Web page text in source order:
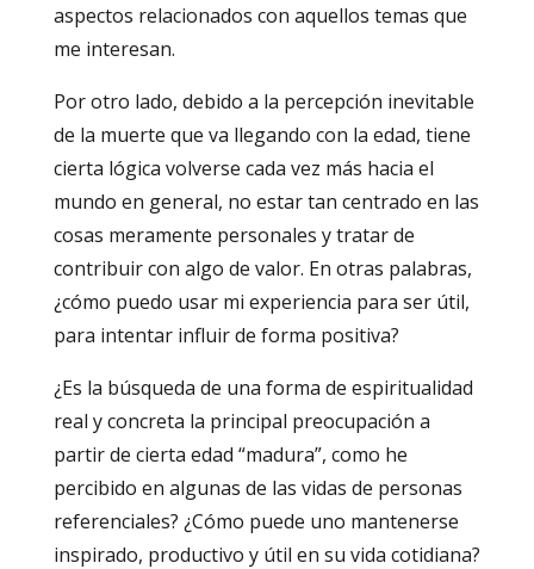
aspectos relacionados con aquellos temas que
me interesan.
Por otro lado, debido a la percepción inevitable
de la muerte que va llegando con la edad, tiene
cierta lógica volverse cada vez más hacia el
mundo en general, no estar tan centrado en las
cosas meramente personales y tratar de
contribuir con algo de valor. En otras palabras,
¿cómo puedo usar mi experiencia para ser útil,
para intentar influir de forma positiva?
¿Es la búsqueda de una forma de espiritualidad
real y concreta la principal preocupación a
partir de cierta edad “madura”, como he
percibido en algunas de las vidas de personas
referenciales? ¿Cómo puede uno mantenerse
inspirado, productivo y útil en su vida cotidiana?